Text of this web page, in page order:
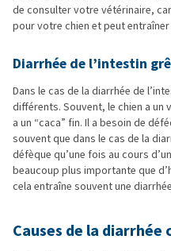
de consulter votre vétérinaire,
pour votre chien et peut
Diarrhée de l’intestin
Dans le cas de la diarrhée de
différents. Souvent, le chien a
a un “caca” fin. Il a besoin de
souvent que dans le cas de la
défèque qu’une fois au cours
beaucoup plus importante que
cela entraîne souvent une
Causes de la diarrhée